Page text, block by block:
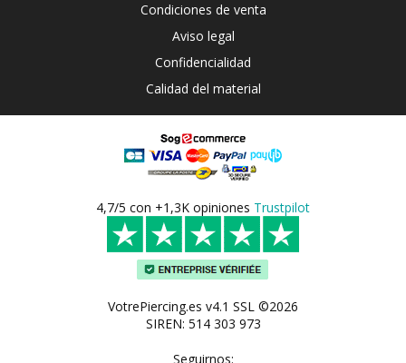
Condiciones de venta
Aviso legal
Confidencialidad
Calidad del material
4,7/5 con +1,3K opiniones Trustpilot
VotrePiercing.es v4.1 SSL ©2026
SIREN: 514 303 973
Seguirnos: